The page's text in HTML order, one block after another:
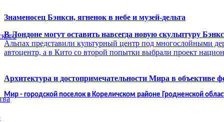
Знаменосец Бэнкси, ягненок в небе и музей-дельта
В Лондоне могут оставить навсегда новую скульптуру
Альпах представили культурный центр под многослойными
автоцентр, а в Кито со второй попытки выбрали проект
Архитектура и достопримечательности Мира в объективе
Мир - городской поселок в Кореличском районе Гродненской